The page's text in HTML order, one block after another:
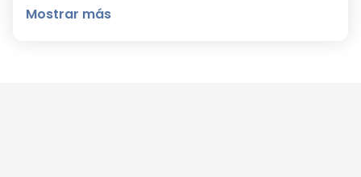
diferentes tipos de manchas en la piel.
Mostrar más